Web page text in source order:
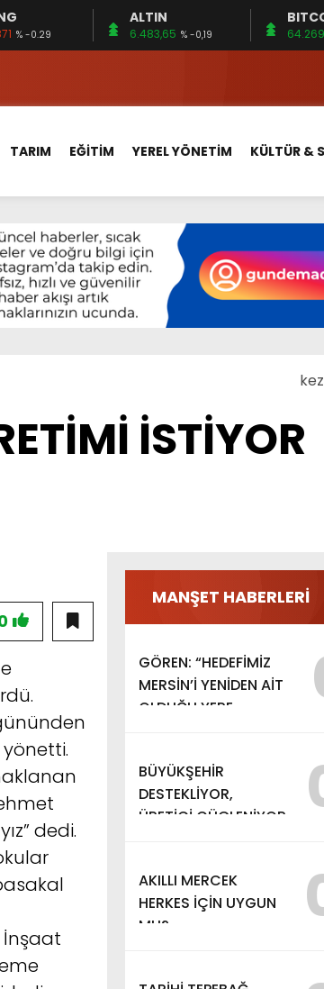
% -0.29
ALTIN
6.483,65 % -0,19
TARIM EĞİTİM YEREL YÖNETİM KÜLTÜR &
İSTİYOR
MANŞET HABERLERİ
GÖREN: “HEDEFİMİZ
MERSİN’İ YENİDEN AİT
OLDUĞU YERE
BÜYÜKŞEHİR
DESTEKLİYOR,
ÜRETİCİ GÜÇLENİYOR
AKILLI MERCEK
HERKES İÇİN UYGUN
MU?
dedi.
İnşaat